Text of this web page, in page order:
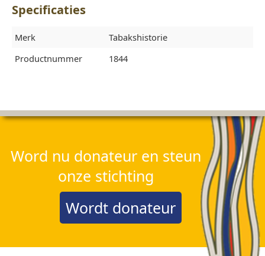
Specificaties
Merk
Tabakshistorie
Productnummer
1844
Word nu donateur en steun
onze stichting
Wordt donateur